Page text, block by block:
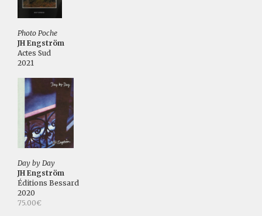
Photo Poche
JH Engström
Actes Sud
2021
Day by Day
JH Engström
Éditions Bessard
2020
75.00€